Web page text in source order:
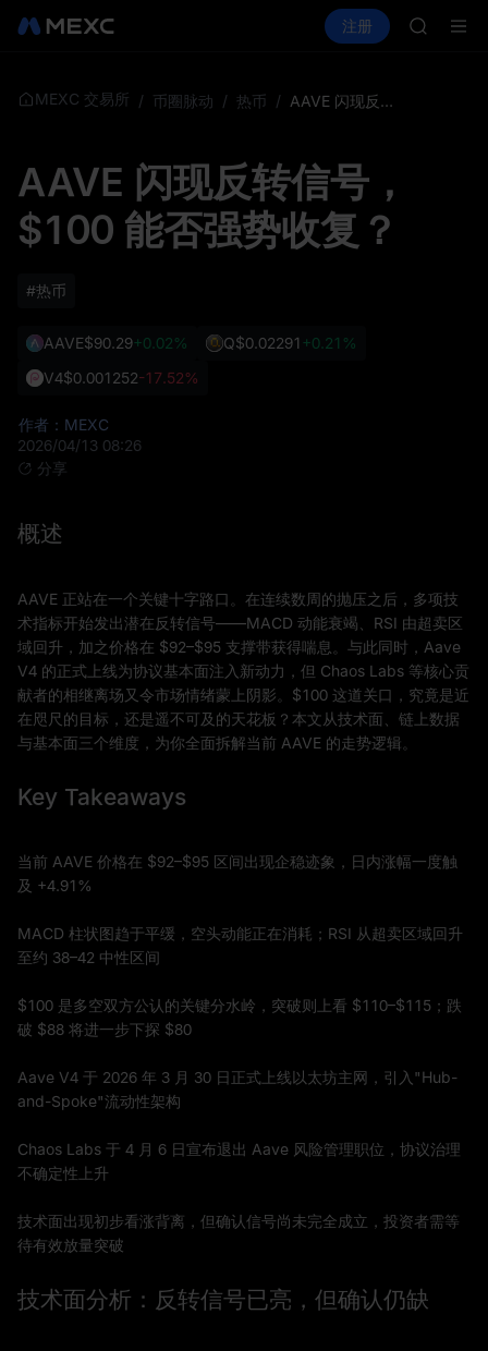
SPCX 理财 活
注册
AAOI
MEXC 交易所 / 币圈脉动 / 热币 / AAVE 闪现反转信号，$100 能否强势收复？
AAVE 闪现反转信号，
$100 能否强势收复？
#热币
AAVE$90.29+0.02% Q$0.02291 +0.21%
V4$0.001252-17.52%
作者：MEXC
2026/04/13 08:26
分享
概述
AAVE 正站在一个关键十字路口。在连续数周的抛压之后，多项技
术指标开始发出潜在反转信号——MACD 动能衰竭、RSI 由超卖区
域回升，加之价格在 $92–$95 支撑带获得喘息。与此同时，Aave
V4 的正式上线为协议基本面注入新动力，但 Chaos Labs 等核心贡
献者的相继离场又令市场情绪蒙上阴影。$100 这道关口，究竟是近
在咫尺的目标，还是遥不可及的天花板？本文从技术面、链上数据
与基本面三个维度，为你全面拆解当前 AAVE 的走势逻辑。
Key Takeaways
当前 AAVE 价格在 $92–$95 区间出现企稳迹象，日内涨幅一度触
及 +4.91%
MACD 柱状图趋于平缓，空头动能正在消耗；RSI 从超卖区域回升
至约 38–42 中性区间
$100 是多空双方公认的关键分水岭，突破则上看 $110–$115；跌
破 $88 将进一步下探 $80
Aave V4 于 2026 年 3 月 30 日正式上线以太坊主网，引入"Hub-
and-Spoke"流动性架构
Chaos Labs 于 4 月 6 日宣布退出 Aave 风险管理职位，协议治理
不确定性上升
技术面出现初步看涨背离，但确认信号尚未完全成立，投资者需等
待有效放量突破
技术面分析：反转信号已亮，但确认仍缺